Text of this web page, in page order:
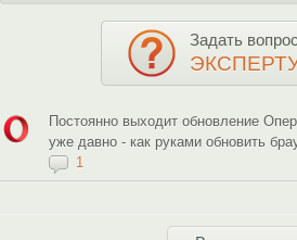
Задать вопрос
Постоянно выходит обновление
уже давно - как руками обновить
1